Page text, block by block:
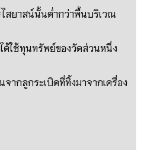
ไสยาสน์นั้นต่ำกว่าพื้นบริเวณ
ด้ใช้ทุนทรัพย์ของวัดส่วนหนึ่ง
ากลูกระเบิดที่ทิ้งมาจากเครื่อง